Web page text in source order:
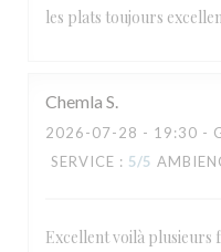
les plats toujours
Chemla S
2026-07-28 - 19:30 -
SERVICE : 5/5
Excellent voilà plusieurs